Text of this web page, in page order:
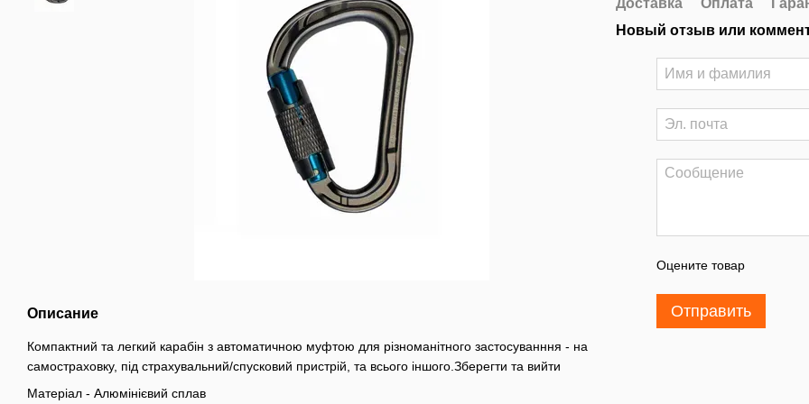
Описание
Компактний та легкий карабін з автоматичною муфтою для різноманітного застосуванння - на
самостраховку, під страхувальний/спусковий пристрій, та всього іншого. Зберегти та вийти
Матеріал - Алюмінієвий сплав
Доставка Оплата
Новый отзыв или
Оцените товар
Отправить